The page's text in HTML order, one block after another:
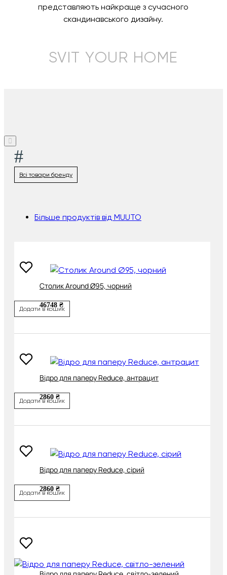
представляють найкраще з сучасного
скандинавського дизайну.
SVIT YOUR HOME
#
Всі товари бренду
Більше продуктів від MUUTO
Cтолик Around Ø95, чорний
46748 ₴
Додати в кошик
Відро для паперу Reduce, антрацит
2860 ₴
Додати в кошик
Відро для паперу Reduce, сірий
2860 ₴
Додати в кошик